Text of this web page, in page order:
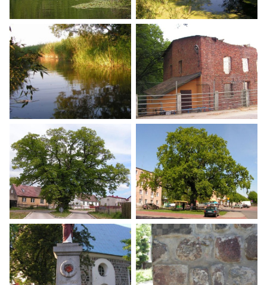
Szlak Równiny Wełtyńskiej Szlak Równiny Wełtyńskiej
Szlak Równiny Wełtyńskiej Szlak Równiny Wełtyńskiej
Szlak Równiny Wełtyńskiej Szlak Równiny Wełtyńskiej